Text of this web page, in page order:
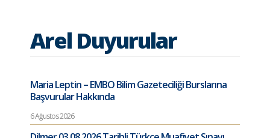
Arel Duyurular
Maria Leptin – EMBO Bilim Gazeteciliği Burslarına
Başvurular Hakkında
6 Ağustos 2026